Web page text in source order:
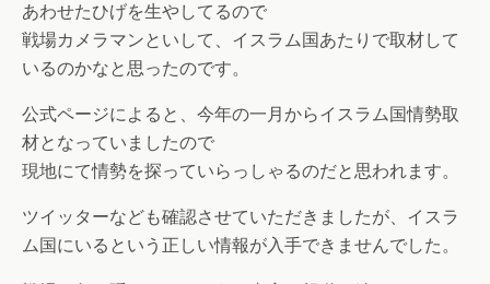
あわせたひげを生やしてるので
戦場カメラマンといして、イスラム国あたりで取材して
いるのかなと思ったのです。
公式ページによると、今年の一月からイスラム国情勢取
材となっていましたので
現地にて情勢を探っていらっしゃるのだと思われます。
ツイッターなども確認させていただきましたが、イスラ
ム国にいるという正しい情報が入手できませんでした。